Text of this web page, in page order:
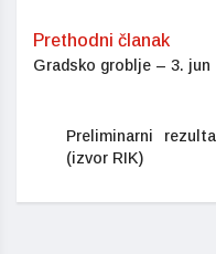
Prethodni članak
Gradsko groblje – 3. jun
Preliminarni
(izvor RIK)